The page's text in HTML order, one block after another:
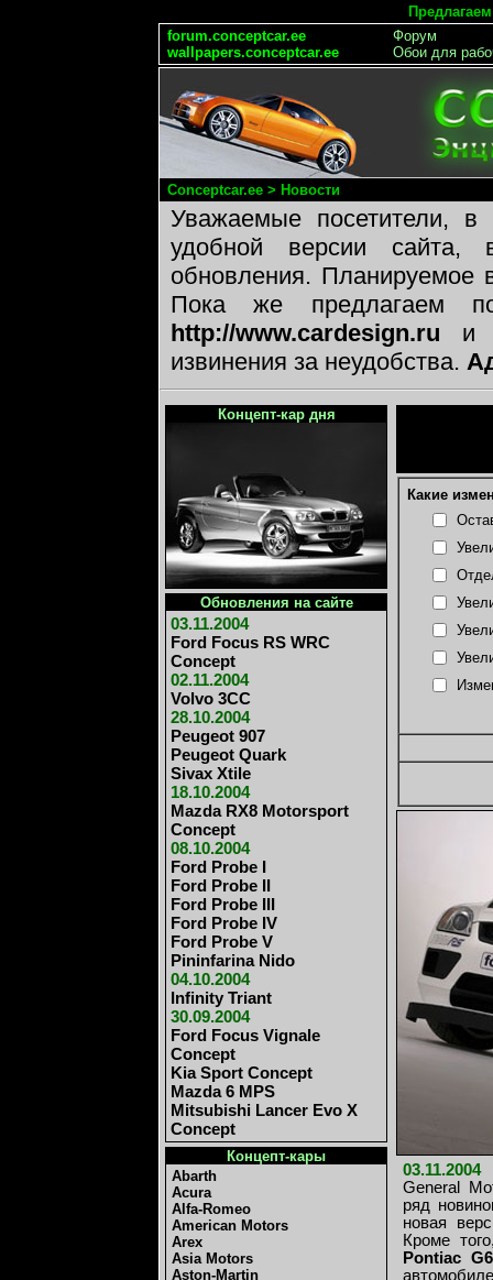
forum.conceptcar.ee
wallpapers.conceptcar.ee
Форум
Обои для
Conceptcar.ee> Новости
Уважаемые посетители, в
удобной версии сайта,
обновления. Планируемое
Пока же предлагаем
http://www.cardesign.ru
извинения за неудобства.
Концепт-кар дня
Обновления на сайте
03.11.2004
Ford Focus RS WRC
Concept
02.11.2004
Volvo 3CC
28.10.2004
Peugeot 907
Peugeot Quark
Sivax Xtile
18.10.2004
Mazda RX8 Motorsport
Concept
08.10.2004
Ford Probe I
Ford Probe II
Ford Probe III
Ford Probe IV
Ford Probe V
Pininfarina Nido
04.10.2004
Infinity Triant
30.09.2004
Ford Focus Vignale
Concept
Kia Sport Concept
Mazda 6 MPS
Mitsubishi Lancer Evo X
Concept
Концепт-кары
Abarth
Acura
Alfa-Romeo
American Motors
Arex
Asia Motors
Aston-Martin
Какие
03.11.2004
General
ряд
новая
Кроме
Pontiac